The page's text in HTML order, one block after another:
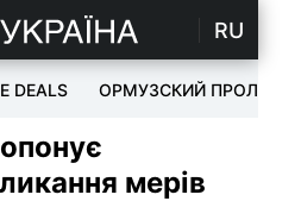
RU
DEALS ОРМУЗСКИЙ ПРОЛИВ
мерів